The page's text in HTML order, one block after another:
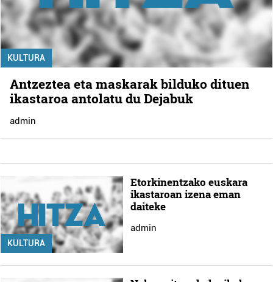
KULTURA
Antzeztea eta maskarak bilduko dituen
ikastaroa antolatu du Dejabuk
admin
KULTURA
Etorkinentzako euskara
ikastaroan izena eman
daiteke
admin